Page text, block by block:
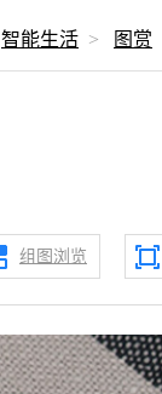
智能生活 > 图赏
组图浏览